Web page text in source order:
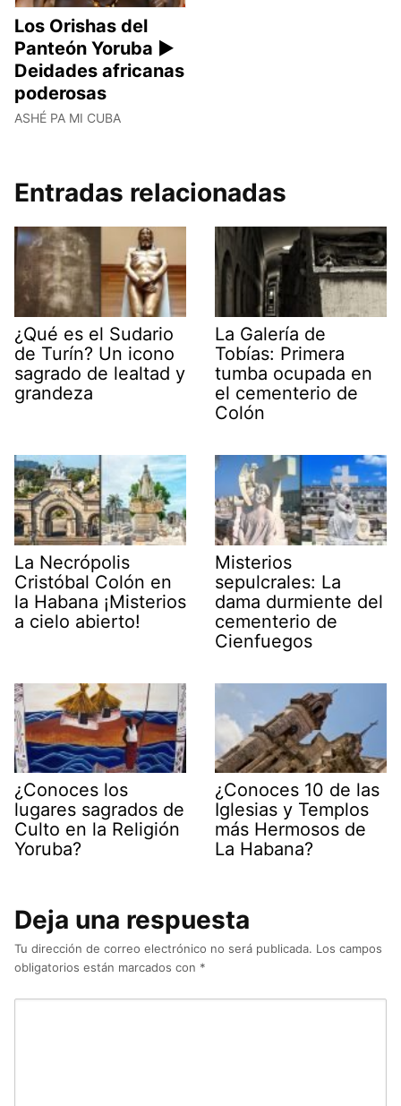
Los Orishas del
Panteón Yoruba ►
Deidades africanas
poderosas
ASHÉ PA MI CUBA
Entradas relacionadas
¿Qué es el Sudario
de Turín? Un icono
sagrado de lealtad y
grandeza
La Galería de
Tobías: Primera
tumba ocupada en
el cementerio de
Colón
La Necrópolis
Cristóbal Colón en
la Habana ¡Misterios
a cielo abierto!
Misterios
sepulcrales: La
dama durmiente del
cementerio de
Cienfuegos
¿Conoces los
lugares sagrados de
Culto en la Religión
Yoruba?
¿Conoces 10 de las
Iglesias y Templos
más Hermosos de
La Habana?
Deja una respuesta
Tu dirección de correo electrónico no será publicada. Los campos
obligatorios están marcados con *